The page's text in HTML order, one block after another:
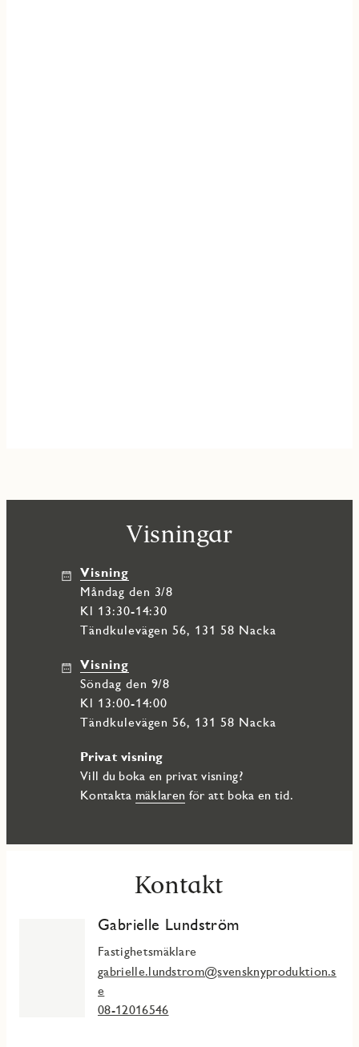
Visningar
Visning
måndag den 3/8
Kl 13:30-14:30
Tändkulevägen 56, 131 58 Nacka
Visning
söndag den 9/8
Kl 13:00-14:00
Tändkulevägen 56, 131 58 Nacka
Privat visning
Vill du boka en privat visning?
Kontakta mäklaren för att boka en tid.
Kontakt
Gabrielle Lundström
Fastighetsmäklare
gabrielle.lundstrom@svensknyproduktion.s
e
08-12016546